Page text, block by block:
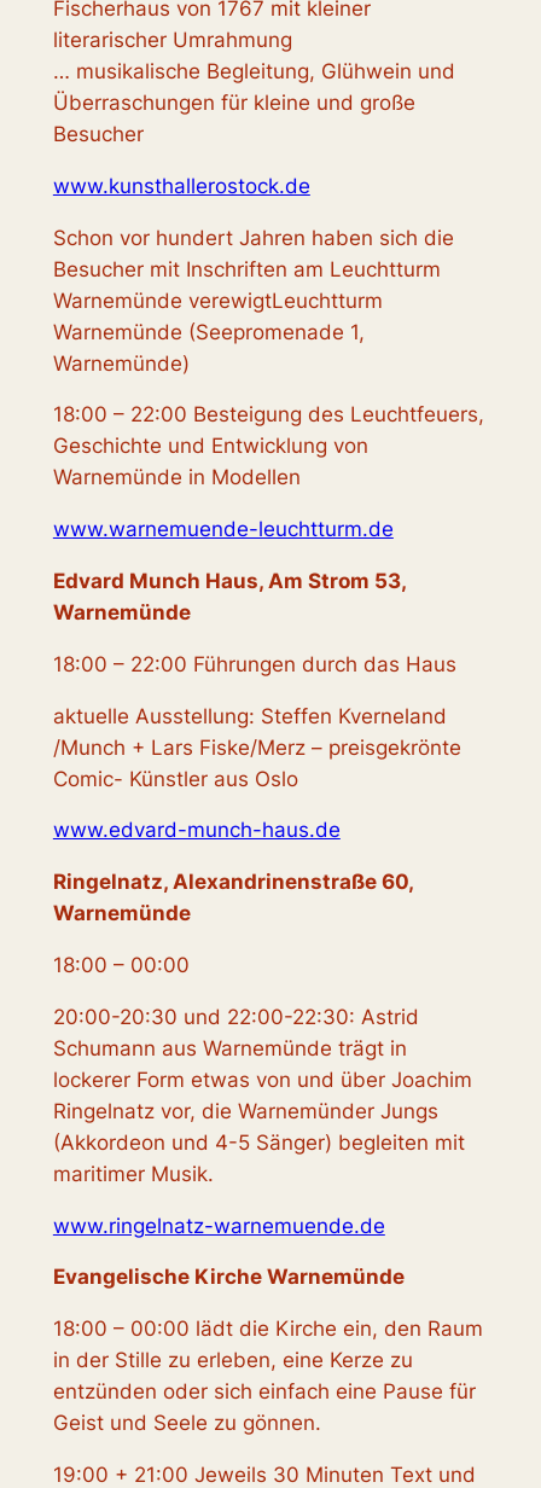
Fischerhaus von 1767 mit kleiner
literarischer Umrahmung
… musikalische Begleitung, Glühwein und
Überraschungen für kleine und große
Besucher
www.kunsthallerostock.de
Schon vor hundert Jahren haben sich die
Besucher mit Inschriften am Leuchtturm
Warnemünde verewigtLeuchtturm
Warnemünde (Seepromenade 1,
Warnemünde)
18:00 – 22:00 Besteigung des Leuchtfeuers,
Geschichte und Entwicklung von
Warnemünde in Modellen
www.warnemuende-leuchtturm.de
Edvard Munch Haus, Am Strom 53,
Warnemünde
18:00 – 22:00 Führungen durch das Haus
aktuelle Ausstellung: Steffen Kverneland
/Munch + Lars Fiske/Merz – preisgekrönte
Comic- Künstler aus Oslo
www.edvard-munch-haus.de
Ringelnatz, Alexandrinenstraße 60,
Warnemünde
18:00 – 00:00
20:00-20:30 und 22:00-22:30: Astrid
Schumann aus Warnemünde trägt in
lockerer Form etwas von und über Joachim
Ringelnatz vor, die Warnemünder Jungs
(Akkordeon und 4-5 Sänger) begleiten mit
maritimer Musik.
www.ringelnatz-warnemuende.de
Evangelische Kirche Warnemünde
18:00 – 00:00 lädt die Kirche ein, den Raum
in der Stille zu erleben, eine Kerze zu
entzünden oder sich einfach eine Pause für
Geist und Seele zu gönnen.
19:00 + 21:00 Jeweils 30 Minuten Text und